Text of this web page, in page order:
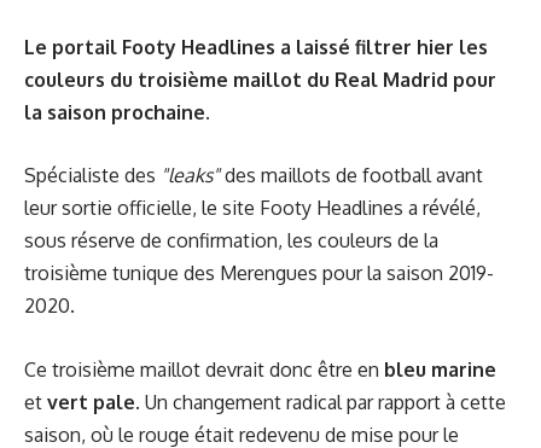
Le portail Footy Headlines a laissé filtrer hier les
couleurs du troisième maillot du Real Madrid pour
la saison prochaine.
Spécialiste des "leaks"des maillots de football avant
leur sortie officielle, le site Footy Headlines a révélé,
sous réserve de confirmation, les couleurs de la
troisième tunique des Merengues pour la saison 2019-
2020.
Ce troisième maillot devrait donc être en bleu marine
et vert pale. Un changement radical par rapport à cette
saison, où le rouge était redevenu de mise pour le